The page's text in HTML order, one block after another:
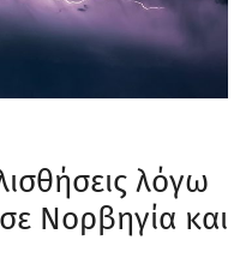
λόγω
Νορβηγία και